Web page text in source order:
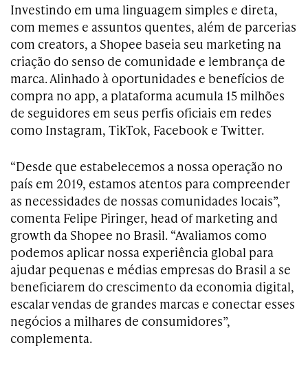
Investindo em uma linguagem simples e direta,
com memes e assuntos quentes, além de parcerias
com creators, a Shopee baseia seu marketing na
criação do senso de comunidade e lembrança de
marca. Alinhado à oportunidades e benefícios de
compra no app, a plataforma acumula 15 milhões
de seguidores em seus perfis oficiais em redes
como Instagram, TikTok, Facebook e Twitter.
“Desde que estabelecemos a nossa operação no
país em 2019, estamos atentos para compreender
as necessidades de nossas comunidades locais”,
comenta Felipe Piringer, head of marketing and
growth da Shopee no Brasil. “Avaliamos como
podemos aplicar nossa experiência global para
ajudar pequenas e médias empresas do Brasil a se
beneficiarem do crescimento da economia digital,
escalar vendas de grandes marcas e conectar esses
negócios a milhares de consumidores”,
complementa.